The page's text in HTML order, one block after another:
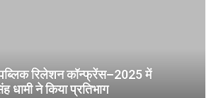
रिलेशन कॉन्फ्रेंस–2025 में
धामी ने किया प्रतिभाग